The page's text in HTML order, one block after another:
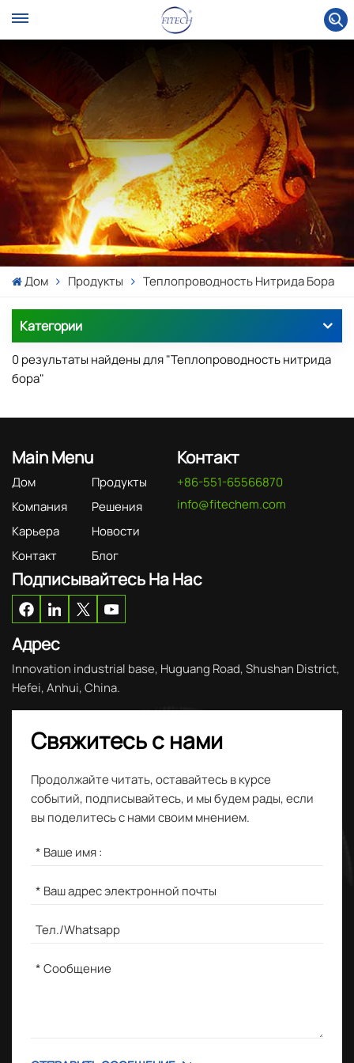
Дом Продукты Теплопроводность Нитрида Бора
Категории
0 результаты найдены для "Теплопроводность нитрида
бора"
Main Menu
Дом
Продукты
Компания
Решения
Карьера
Новости
Контакт
Блог
Контакт
+86-551-65566870
info@fitechem.com
Подписывайтесь На Нас
Адрес
Innovation industrial base, Huguang Road, Shushan District,
Hefei, Anhui, China.
Свяжитесь с нами
Продолжайте читать, оставайтесь в курсе
событий, подписывайтесь, и мы будем рады, если
вы поделитесь с нами своим мнением.